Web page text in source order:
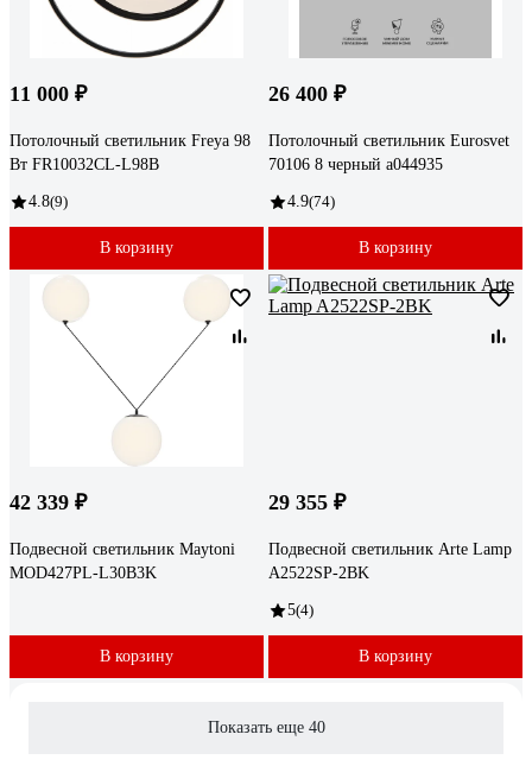
11 000 ₽
Потолочный светильник Freya 98
Вт FR10032CL-L98B
4.8(9)
В корзину
26 400 ₽
Потолочный светильник Eurosvet
70106 8 черный a044935
4.9(74)
В корзину
42 339 ₽
Подвесной светильник Maytoni
MOD427PL-L30B3K
В корзину
29 355 ₽
Подвесной светильник Arte Lamp
A2522SP-2BK
5(4)
В корзину
Показать еще 40